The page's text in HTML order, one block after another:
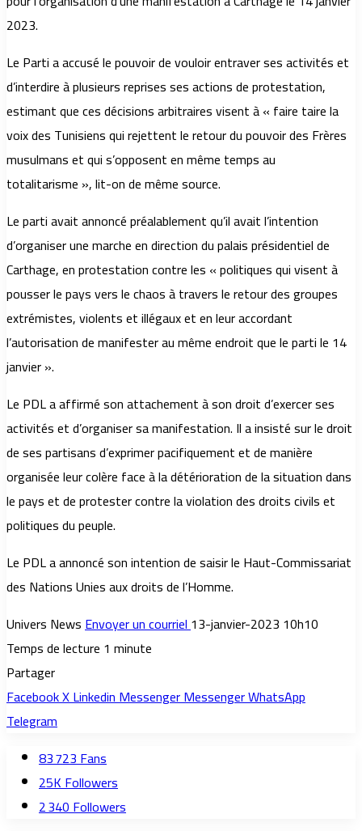
2023.
Le Parti a accusé le pouvoir de vouloir entraver ses activités et
d’interdire à plusieurs reprises ses actions de protestation,
estimant que ces décisions arbitraires visent à « faire taire la
voix des Tunisiens qui rejettent le retour du pouvoir des Frères
musulmans et qui s’opposent en même temps au
totalitarisme », lit-on de même source.
Le parti avait annoncé préalablement qu’il avait l’intention
d’organiser une marche en direction du palais présidentiel de
Carthage, en protestation contre les « politiques qui visent à
pousser le pays vers le chaos à travers le retour des groupes
extrémistes, violents et illégaux et en leur accordant
l’autorisation de manifester au même endroit que le parti le 14
janvier ».
Le PDL a affirmé son attachement à son droit d’exercer ses
activités et d’organiser sa manifestation. Il a insisté sur le droit
de ses partisans d’exprimer pacifiquement et de manière
organisée leur colère face à la détérioration de la situation dans
le pays et de protester contre la violation des droits civils et
politiques du peuple.
Le PDL a annoncé son intention de saisir le Haut-Commissariat
des Nations Unies aux droits de l’Homme.
Univers NewsEnvoyer un courriel13-janvier-2023 10h10
Temps de lecture 1 minute
Partager
FacebookXLinkedinMessengerMessengerWhatsApp
Telegram
83 723Fans
25KFollowers
2 340Followers